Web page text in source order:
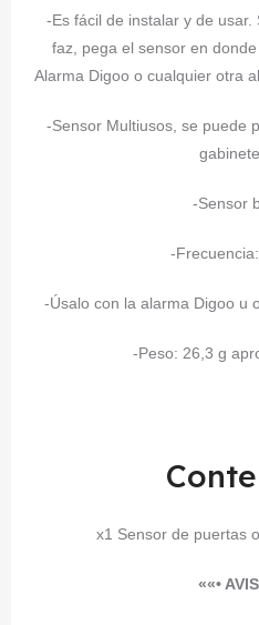
-Es fácil de instalar y de
faz, pega el sensor en
Alarma Digoo o cualquier otra
-Sensor Multiusos, se puede
-Sensor
-
-Úsalo con la alarma Digoo u
-Peso: 26,3 g
x1 Sensor de puertas
««•